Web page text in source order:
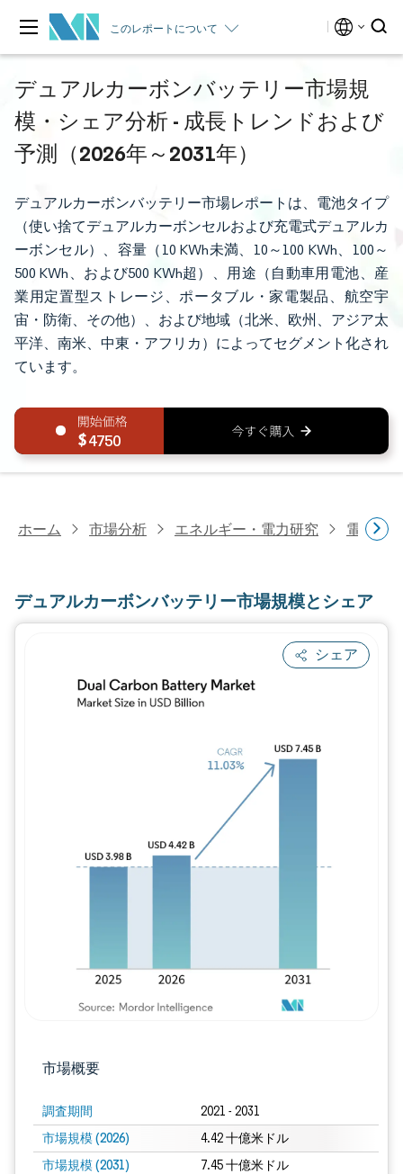
このレポートについて
デュアルカーボンバッテリー市場規
模・シェア分析 - 成長トレンドおよび
予測（2026年～2031年）
デュアルカーボンバッテリー市場レポートは、電池タイプ
（使い捨てデュアルカーボンセルおよび充電式デュアルカ
ーボンセル）、容量（10 KWh未満、10～100 KWh、100～
500 KWh、および500 KWh超）、用途（自動車用電池、産
業用定置型ストレージ、ポータブル・家電製品、航空宇
宙・防衛、その他）、および地域（北米、欧州、アジア太
平洋、南米、中東・アフリカ）によってセグメント化され
ています。
4750
ホーム 市場分析 エネルギー・電力研究 電池研究
デュアルカーボンバッテリー市場規模とシェア
シェア
市場概要
調査期間 2021 - 2031
市場規模 (2026) 4.42 十億米ドル
市場規模 (2031) 7.45 十億米ドル
画像 © Mordor Intelligence。再利用には